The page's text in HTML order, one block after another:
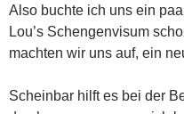
Also buchte ich uns ein
Lou’s Schengenvisum
machten wir uns auf, ein
Scheinbar hilft es bei der